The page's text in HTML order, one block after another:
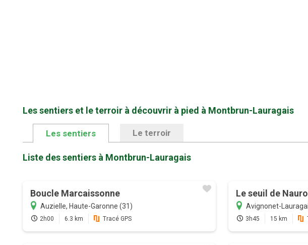
Les sentiers et le terroir à découvrir à pied à Montbrun-Lauragais
Les sentiers Le terroir
Liste des sentiers à Montbrun-Lauragais
Boucle Marcaissonne
Auzielle, Haute-Garonne (31)
2h00 6.3 km Tracé GPS
Le seuil de
Avignonet-
3h45 15 km